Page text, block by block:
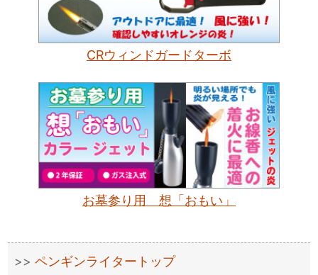
CRウィンドガードターボ
お墓参り用 想「おもい」
ペンギンライタートップ